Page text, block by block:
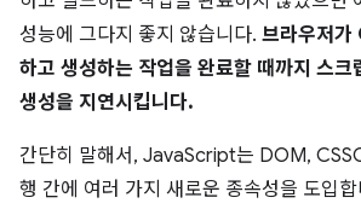
성능에 그다지 좋지 않습니다. 브라우저가
하고 생성하는 작업을 완료할 때까지 스
생성을 지연시킵니다.
간단히 말해서, JavaScript는 DOM,
행 간에 여러 가지 새로운 종속성을 도입